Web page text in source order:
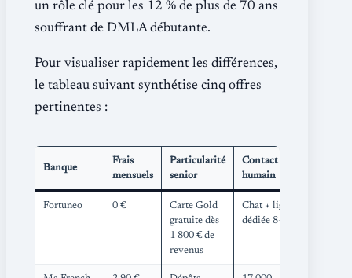
un rôle clé pour les 12 % de plus de 70 ans
souffrant de DMLA débutante.
Pour visualiser rapidement les différences,
le tableau suivant synthétise cinq offres
pertinentes :
Banque
Frais
mensuels
Particularité
senior
Contact
humain
Fortuneo 0 €
Carte Gold
gratuite dès
1 800 € de
revenus
Chat + ligne
dédiée 8-22 h